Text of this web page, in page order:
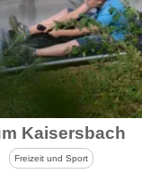
Kaisersbach
Freizeit und Sport